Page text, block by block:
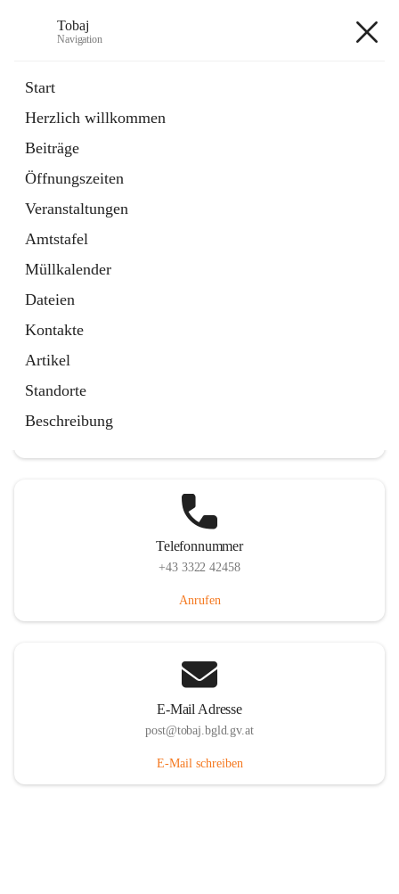
Tobaj
Navigation
Start
Herzlich willkommen
Beiträge
Öffnungszeiten
Veranstaltungen
Amtstafel
Müllkalender
Dateien
Kontakte
Artikel
Standorte
Beschreibung
Externe Webseite
in
Tab
Formulare
2 Schnellzugriffe
Telefonnummer
+43 3322 42458
Anrufen
E-Mail Adresse
post@tobaj.bgld.gv.at
E-Mail schreiben